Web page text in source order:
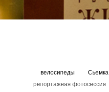
велосипеды Сьемка
репортажная фотосессия